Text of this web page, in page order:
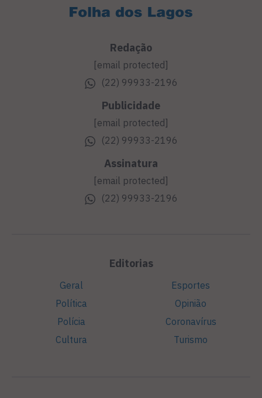
Redação
[email protected]
(22) 99933-2196
Publicidade
[email protected]
(22) 99933-2196
Assinatura
[email protected]
(22) 99933-2196
Editorias
Geral
Política
Polícia
Cultura
Esportes
Opinião
Coronavírus
Turismo